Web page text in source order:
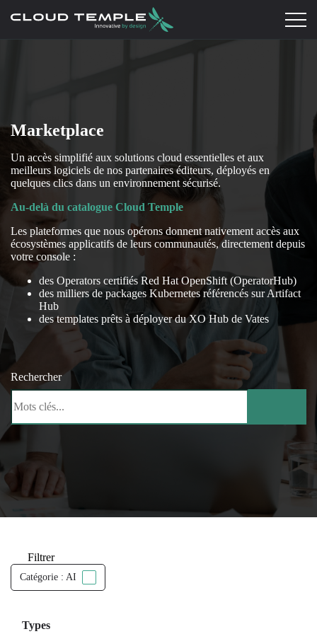
Marketplace
Un accès simplifié aux solutions cloud essentielles et aux
meilleurs logiciels de nos partenaires éditeurs, déployés en
quelques clics dans un environnement sécurisé.
Au-delà du catalogue Cloud Temple
Les plateformes que nous opérons donnent nativement accès aux
écosystèmes applicatifs de leurs communautés, directement depuis
votre console :
des Operators certifiés Red Hat OpenShift (OperatorHub)
des milliers de packages Kubernetes référencés sur Artifact
Hub
des templates prêts à déployer du XO Hub de Vates
Rechercher
Filtrer
Catégorie : AI
Types